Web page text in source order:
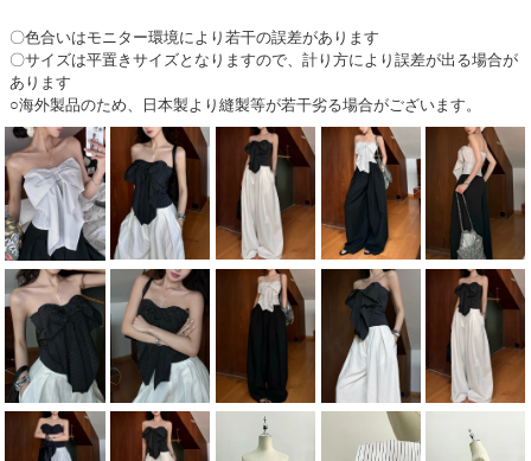
〇色合いはモニター環境により若干の誤差があります
〇サイズは平置きサイズとなりますので、計り方により誤差が出る場合が
あります
○海外製品のため、日本製より縫製等が若干劣る場合がございます。